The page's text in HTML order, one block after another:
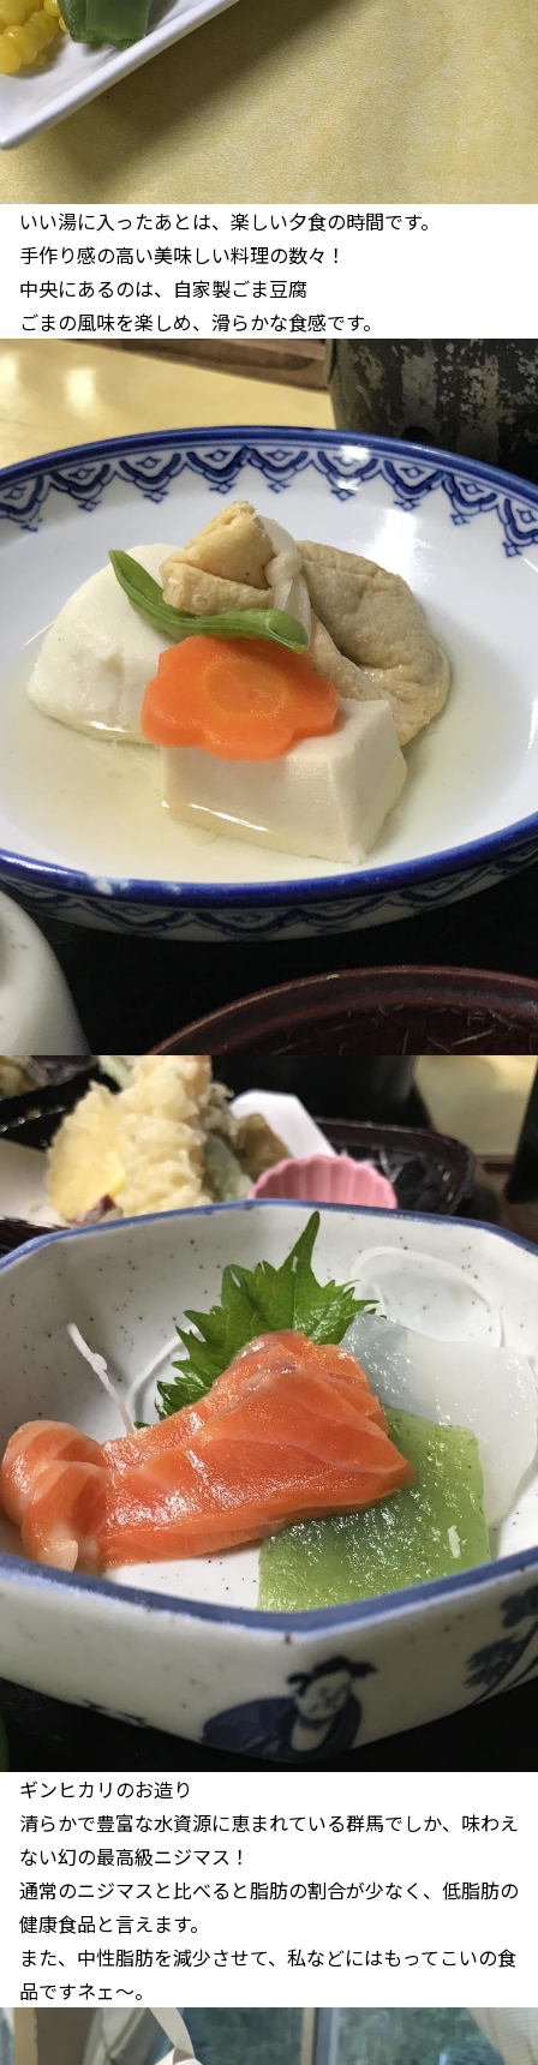
いい湯に入ったあとは、楽しい夕食の時間です。
手作り感の高い美味しい料理の数々！
中央にあるのは、自家製ごま豆腐
ごまの風味を楽しめ、滑らかな食感です。
ギンヒカリのお造り
清らかで豊富な水資源に恵まれている群馬でしか、味わえ
ない幻の最高級ニジマス！
通常のニジマスと比べると脂肪の割合が少なく、低脂肪の
健康食品と言えます。
また、中性脂肪を減少させて、私などにはもってこいの食
品ですネェ〜。